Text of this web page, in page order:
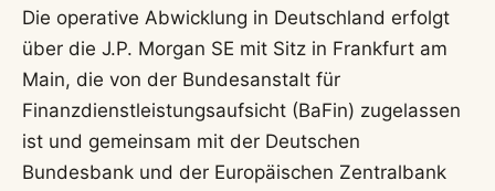
Die operative Abwicklung in Deutschland erfolgt
über die J.P. Morgan SE mit Sitz in Frankfurt am
Main, die von der Bundesanstalt für
Finanzdienstleistungsaufsicht (BaFin) zugelassen
ist und gemeinsam mit der Deutschen
Bundesbank und der Europäischen Zentralbank